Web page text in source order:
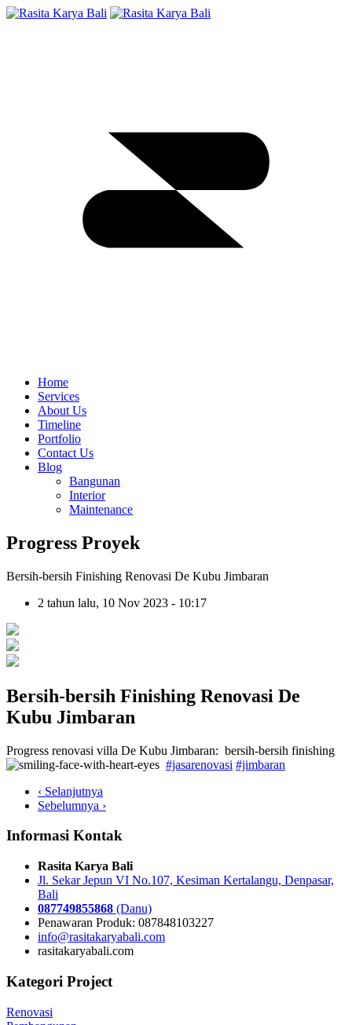
Home
Services
About Us
Timeline
Portfolio
Contact Us
Blog
Bangunan
Interior
Maintenance
Progress Proyek
Bersih-bersih Finishing Renovasi De Kubu Jimbaran
2 tahun lalu, 10 Nov 2023 - 10:17
Bersih-bersih Finishing Renovasi De
Kubu Jimbaran
Progress renovasi villa De Kubu Jimbaran: bersih-bersih finishing
#jasarenovasi #jimbaran
‹ Selanjutnya
Sebelumnya ›
Informasi Kontak
Rasita Karya Bali
Jl. Sekar Jepun VI No.107, Kesiman Kertalangu, Denpasar,
Bali
087749855868 (Danu)
Penawaran Produk: 087848103227
info@rasitakaryabali.com
rasitakaryabali.com
Kategori Project
Renovasi